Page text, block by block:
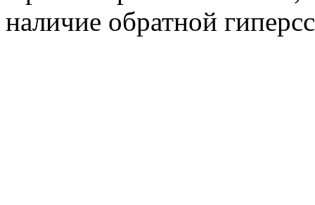
наличие обратной